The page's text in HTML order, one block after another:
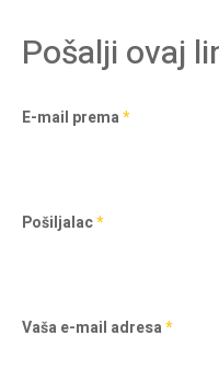
Pošalji ovaj
E-mail prema*
Pošiljalac*
Vaša e-mail adresa*